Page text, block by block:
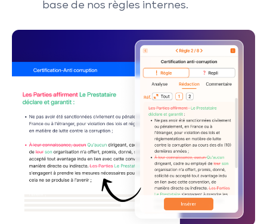
base de nos règles internes.